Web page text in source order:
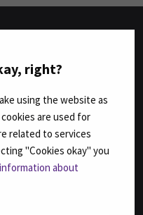
right?
using the website as
are used for
related to services
"Cookies okay" you
about
kehittäminen
Business
Processing,